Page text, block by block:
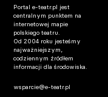
Portal e-teatr.pl jest
centralnym punktem na
internetowej mapie
polskiego teatru.
Od 2004 roku jesteśmy
najważniejszym,
codziennym źródłem
informacji dla środowiska.
wsparcie@e-teatr.pl